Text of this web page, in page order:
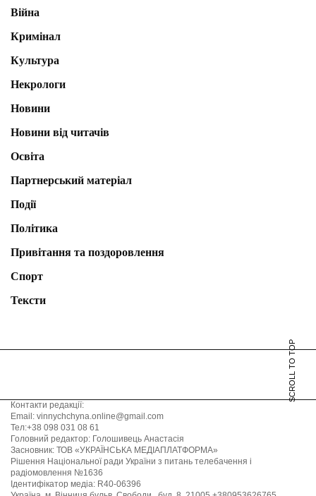
Війна
Кримінал
Культура
Некрологи
Новини
Новини від читачів
Освіта
Партнерський матеріал
Події
Політика
Привітання та поздоровлення
Спорт
Тексти
SCROLL TO TOP
Контакти редакції:
Email: vinnychchyna.online@gmail.com
Тел:+38 098 031 08 61
Головний редактор: Голошивець Анастасія
Засновник: ТОВ «УКРАЇНСЬКА МЕДІАПЛАТФОРМА»
Рішення Національної ради України з питань телебачення і
радіомовлення №1636
Ідентифікатор медіа: R40-06396